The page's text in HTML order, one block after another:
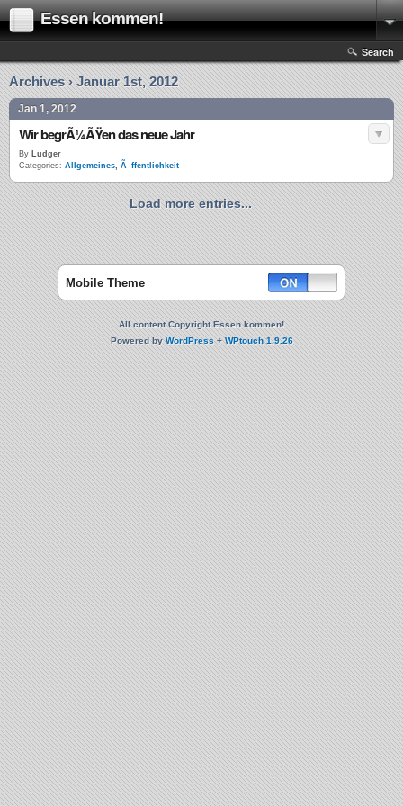
Essen kommen!
Search
Archives › Januar 1st, 2012
Jan 1, 2012
Wir begrÃ¼ÃŸen das neue Jahr
By Ludger
Categories: Allgemeines, Ã–ffentlichkeit
Load more entries...
Mobile Theme
All content Copyright Essen kommen!
Powered byWordPress+WPtouch 1.9.26